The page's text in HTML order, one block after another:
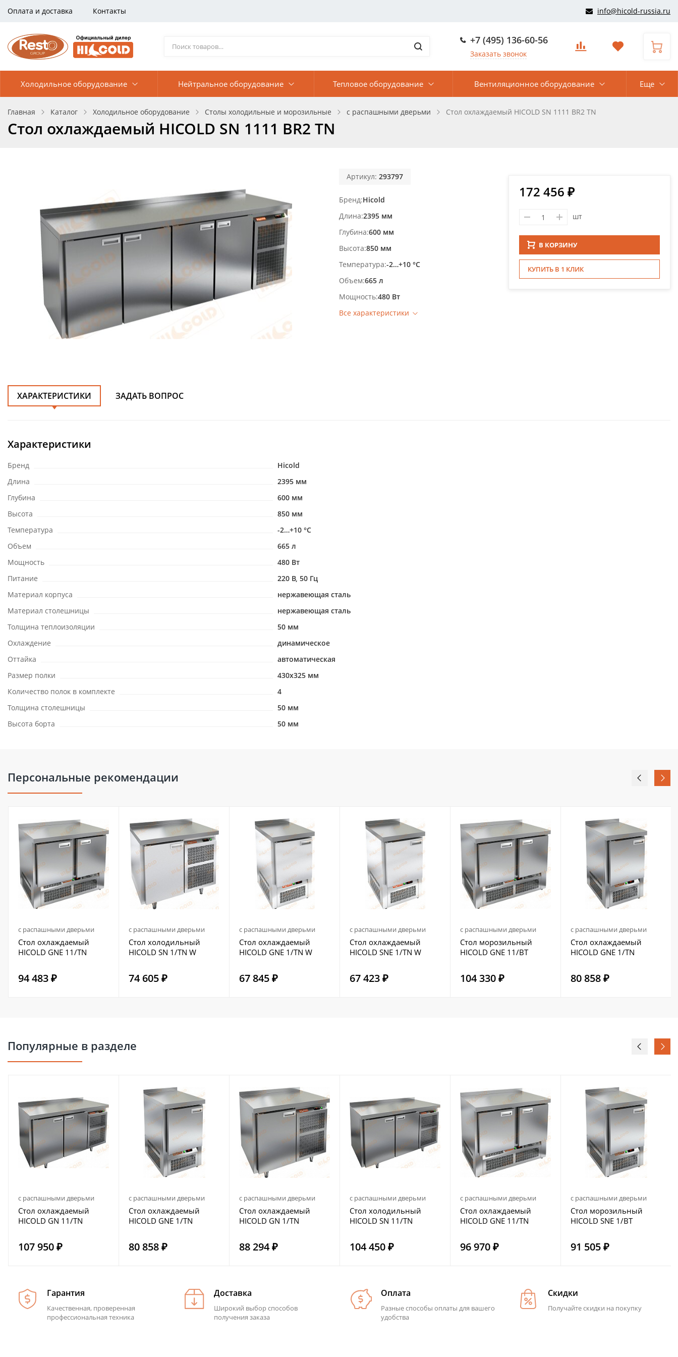
Оплата и доставка Контакты info@hicold-russia.ru
+7 (495) 136-60-56
Заказать звонок
Холодильное оборудование Нейтральное оборудование Тепловое оборудование Вентиляционное оборудование Еще
Главная Каталог Холодильное оборудование Столы холодильные и морозильные с распашными дверьми Стол охлаждаемый HICOLD SN 1111 BR2 TN
Стол охлаждаемый HICOLD SN 1111 BR2 TN
Артикул: 293797
Бренд Hicold
Длина 2395 мм
Глубина 600 мм
Высота 850 мм
Температура -2…+10 °С
Объем 665 л
Мощность 480 Вт
Все характеристики
172 456 ₽
шт
В КОРЗИНУ
КУПИТЬ В 1 КЛИК
ХАРАКТЕРИСТИКИ ЗАДАТЬ ВОПРОС
Характеристики
Бренд
Hicold
Длина
2395 мм
Глубина
600 мм
Высота
850 мм
Температура
-2…+10 °С
Объем
665 л
Мощность
480 Вт
Питание
220 В, 50 Гц
Материал корпуса
нержавеющая сталь
Материал столешницы
нержавеющая сталь
Толщина теплоизоляции
50 мм
Охлаждение
динамическое
Оттайка
автоматическая
Размер полки
430х325 мм
Количество полок в комплекте
4
Толщина столешницы
50 мм
Высота борта
50 мм
Персональные рекомендации
с распашными дверьми
Стол охлаждаемый
HICOLD GNE 11/TN
94 483 ₽
с распашными дверьми
Стол холодильный
HICOLD SN 1/TN W
74 605 ₽
с распашными дверьми
Стол охлаждаемый
HICOLD GNE 1/TN W
67 845 ₽
с распашными дверьми
Стол охлаждаемый
HICOLD SNE 1/TN W
67 423 ₽
с распашными дверьми
Стол морозильный
HICOLD GNE 11/BT
104 330 ₽
с распашными дверьми
Стол охлаждаемый
HICOLD GNE 1/TN
80 858 ₽
Популярные в разделе
с распашными дверьми
Стол охлаждаемый
HICOLD GN 11/TN
107 950 ₽
с распашными дверьми
Стол охлаждаемый
HICOLD GNE 1/TN
80 858 ₽
с распашными дверьми
Стол охлаждаемый
HICOLD GN 1/TN
88 294 ₽
с распашными дверьми
Стол холодильный
HICOLD SN 11/TN
104 450 ₽
с распашными дверьми
Стол охлаждаемый
HICOLD GNE 11/TN
96 970 ₽
с распашными дверьми
Стол морозильный
HICOLD SNE 1/BT
91 505 ₽
Гарантия
Качественная, проверенная
профессиональная техника
Доставка
Широкий выбор способов
получения заказа
Оплата
Разные способы оплаты для вашего
удобства
Скидки
Получайте скидки на покупку